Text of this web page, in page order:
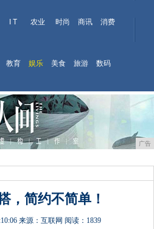
I T 农业 时尚 商讯
消费
教育 娱乐 美食 旅游
数码
广告
，简约不简单！
来源：互联网 阅读：1839